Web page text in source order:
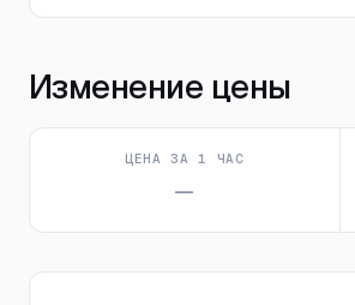
Изменение цены
ЦЕНА ЗА 1 ЧАС
—